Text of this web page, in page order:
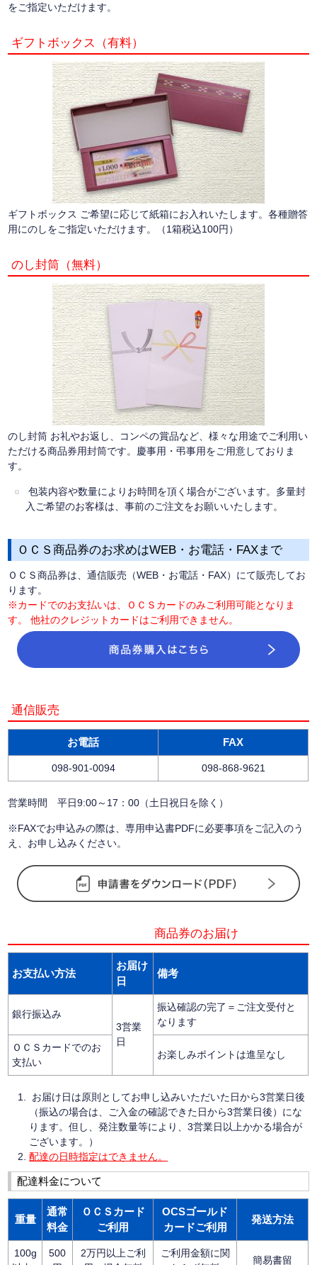
をご指定いただけます。
ギフトボックス（有料）
ギフトボックス ご希望に応じて紙箱にお入れいたします。各種贈答
用にのしをご指定いただけます。（1箱税込100円）
のし封筒（無料）
のし封筒 お礼やお返し、コンペの賞品など、様々な用途でご利用い
ただける商品券用封筒です。慶事用・弔事用をご用意しておりま
す。
包装内容や数量によりお時間を頂く場合がございます。多量封
入ご希望のお客様は、事前のご注文をお願いいたします。
ＯＣＳ商品券のお求めはWEB・お電話・FAXまで
ＯＣＳ商品券は、通信販売（WEB・お電話・FAX）にて販売してお
ります。
※カードでのお支払いは、ＯＣＳカードのみご利用可能となりま
す。
他社のクレジットカードはご利用できません。
通信販売
お電話 FAX
098-901-0094 098-868-9621
営業時間 平日9:00～17：00（土日祝日を除く）
※FAXでお申込みの際は、専用申込書PDFに必要事項をご記入のう
え、お申し込みください。
商品券のお届け
お支払い方法
お届け
日
備考
銀行振込み
3営業
日
振込確認の完了＝ご注文受付と
なります
ＯＣＳカードでのお
支払い
お楽しみポイントは進呈なし
お届け日は原則としてお申し込みいただいた日から3営業日後
（振込の場合は、ご入金の確認できた日から3営業日後）にな
ります。但し、発注数量等により、3営業日以上かかる場合が
ございます。）
配達の日時指定はできません。
配達料金について
重量
通常
料金
ＯＣＳカード
ご利用
OCSゴールド
カードご利用
発送方法
100g
500
2万円以上ご利
ご利用金額に関
簡易書留